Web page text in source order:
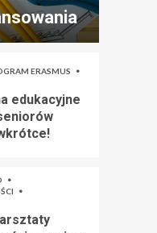
ERASMUS
edukacyjne